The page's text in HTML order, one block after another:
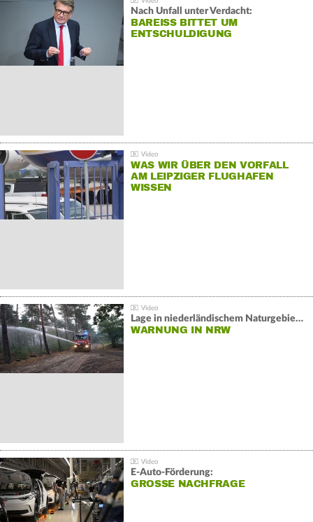
Nach Unfall unter Verdacht:
BAREISS BITTET UM E
NTSCHULDIGUNG
WAS WIR ÜBER DEN VORFALL
AM LEIPZIGER FLUGHAFEN
WISSEN
Lage in niederländischem Naturgebiet stabil
WARNUNG IN NRW
E-Auto-Förderung:
GROSSE NACHFRAGE